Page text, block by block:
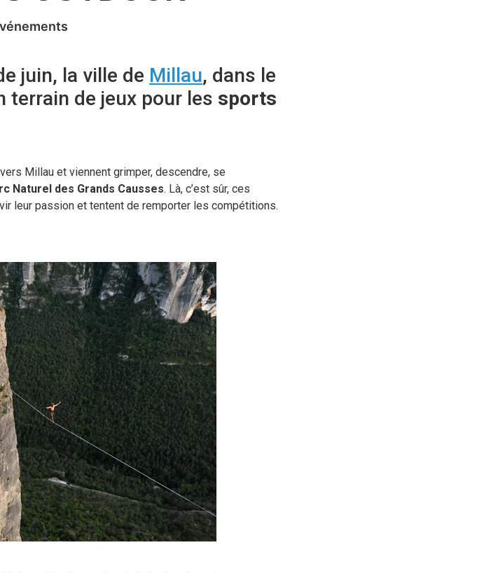
juin, la ville de Millau, dans le
terrain de jeux pour les sports
Millau et viennent grimper, descendre, se
Naturel des Grands Causses. Là, c’est sûr, ces
leur passion et tentent de remporter les compétitions.